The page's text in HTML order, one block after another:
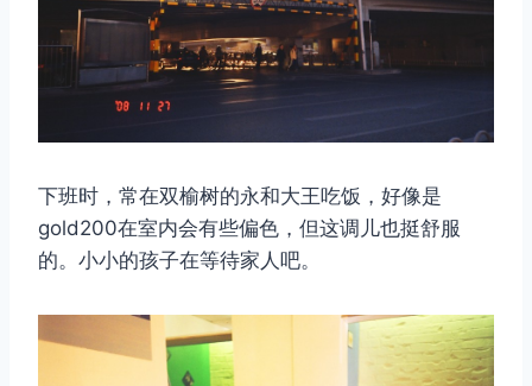
下班时，常在双榆树的永和大王吃饭，好像是
gold200在室内会有些偏色，但这调儿也挺舒服
的。小小的孩子在等待家人吧。